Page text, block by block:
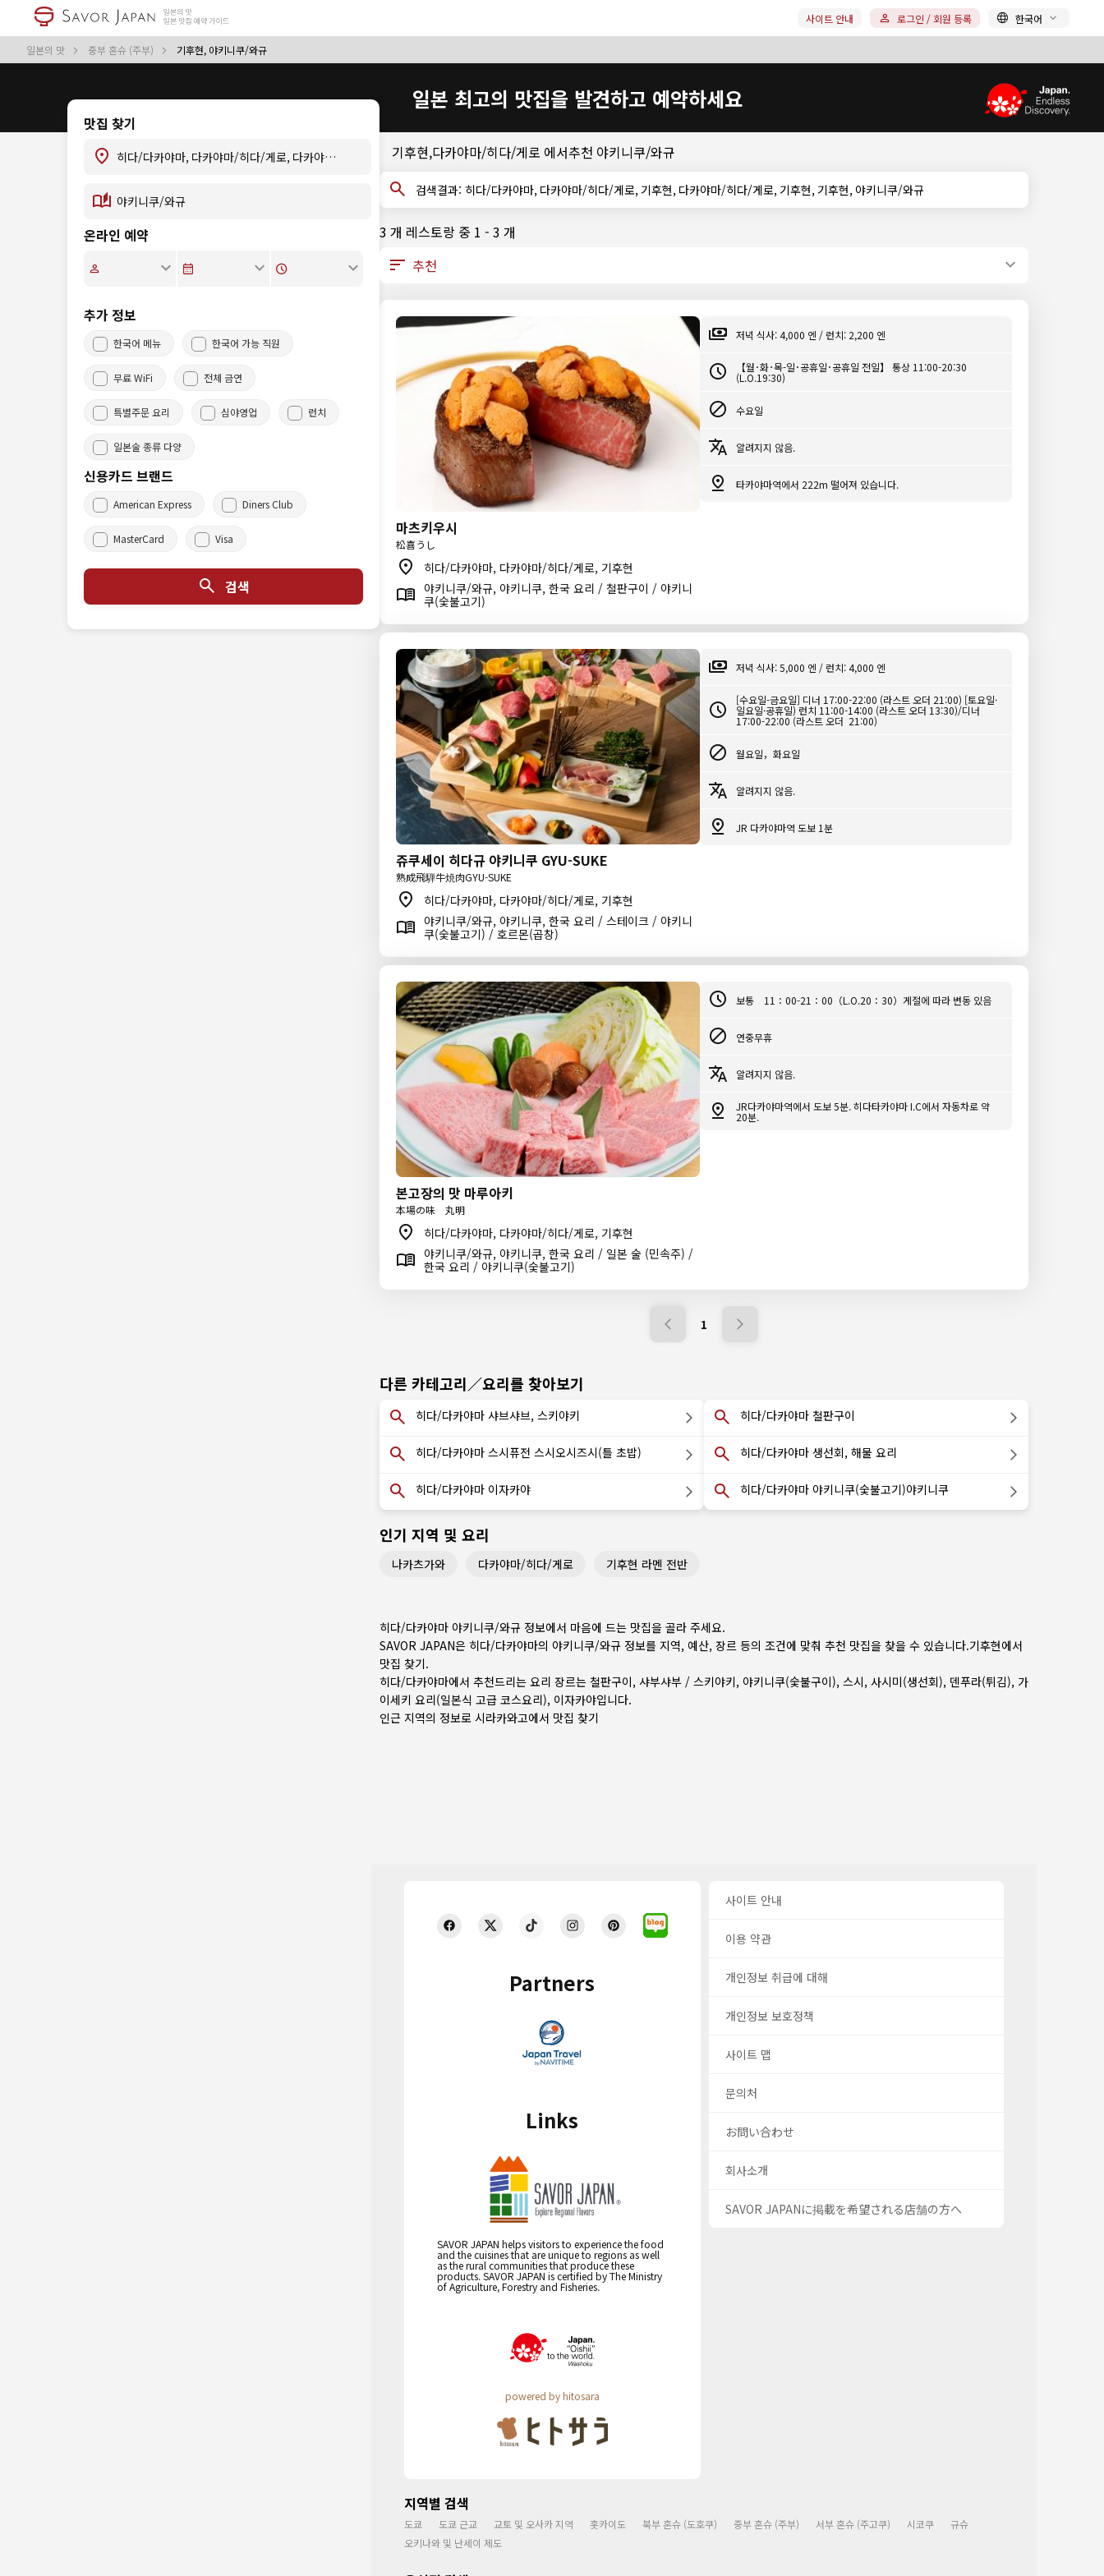
일본의 맛 중부 혼슈 (주부) 기후현, 야키니쿠/와규
사이트 안내 로그인 / 회원 등록 한국어
일본 최고의 맛집을 발견하고 예약하세요
맛집 찾기
온라인 예약
추가 정보
한국어 메뉴 한국어 가능 직원
무료 WiFi 전체 금연
특별주문 요리 심야영업 런치
일본술 종류 다양
신용카드 브랜드
American Express Diners Club
MasterCard Visa
검색
기후현,다카야마/히다/게로 에서추천 야키니쿠/와규
검색결과: 히다/다카야마, 다카야마/히다/게로, 기후현, 다카야마/히다/게로, 기후현, 기후현, 야키니쿠/와규
3 개 레스토랑 중 1 - 3 개
마츠키우시
松喜うし
히다/다카야마, 다카야마/히다/게로, 기후현
야키니쿠/와규, 야키니쿠, 한국 요리 / 철판구이 / 야키니
쿠(숯불고기)
저녁 식사: 4,000 엔 / 런치: 2,200 엔
【월･화･목-일･공휴일･공휴일 전일】 통상 11:00-20:30
(L.O.19:30)
수요일
알려지지 않음.
타카야마역에서 222m 떨어져 있습니다.
쥬쿠세이 히다규 야키니쿠 GYU-SUKE
熟成飛騨牛焼肉GYU-SUKE
히다/다카야마, 다카야마/히다/게로, 기후현
야키니쿠/와규, 야키니쿠, 한국 요리 / 스테이크 / 야키니
쿠(숯불고기) / 호르몬(곱창)
저녁 식사: 5,000 엔 / 런치: 4,000 엔
[수요일-금요일] 디너 17:00-22:00 (라스트 오더 21:00) [토요일·
일요일·공휴일) 런치 11:00-14:00 (라스트 오더 13:30)/디너
17:00-22:00 (라스트 오더 21:00)
월요일，화요일
알려지지 않음.
JR 다카야마역 도보 1분
본고장의 맛 마루아키
本場の味 丸明
히다/다카야마, 다카야마/히다/게로, 기후현
야키니쿠/와규, 야키니쿠, 한국 요리 / 일본 술 (민속주) /
한국 요리 / 야키니쿠(숯불고기)
보통 11：00-21：00（L.O.20：30）게절에 따라 변동 있음
연중무휴
알려지지 않음.
JR다카야마역에서 도보 5분. 히다타카야마 I.C에서 자동차로 약
20분.
1
다른 카테고리／요리를 찾아보기
히다/다카야마 샤브샤브, 스키야키
히다/다카야마 스시퓨전 스시오시즈시(틀 초밥)
히다/다카야마 이자카야
히다/다카야마 철판구이
히다/다카야마 생선회, 해물 요리
히다/다카야마 야키니쿠(숯불고기)야키니쿠
인기 지역 및 요리
나카츠가와 다카야마/히다/게로 기후현 라멘 전반
히다/다카야마 야키니쿠/와규 정보에서 마음에 드는 맛집을 골라 주세요.
SAVOR JAPAN은 히다/다카야마의 야키니쿠/와규 정보를 지역, 예산, 장르 등의 조건에 맞춰 추천 맛집을 찾을 수 있습니다.기후현에서
맛집 찾기.
히다/다카야마에서 추천드리는 요리 장르는 철판구이, 샤부샤부 / 스키야키, 야키니쿠(숯불구이), 스시, 사시미(생선회), 덴푸라(튀김), 가
이세키 요리(일본식 고급 코스요리), 이자카야입니다.
인근 지역의 정보로 시라카와고에서 맛집 찾기
Partners
Links
SAVOR JAPAN helps visitors to experience the food
and the cuisines that are unique to regions as well
as the rural communities that produce these
products. SAVOR JAPAN is certified by The Ministry
of Agriculture, Forestry and Fisheries.
powered by hitosara
사이트 안내
이용 약관
개인정보 취급에 대해
개인정보 보호정책
사이트 맵
문의처
お問い合わせ
회사소개
SAVOR JAPANに掲載を希望される店舗の方へ
지역별 검색
도쿄 도쿄 근교 교토 및 오사카 지역 홋카이도 북부 혼슈 (도호쿠) 중부 혼슈 (주부) 서부 혼슈 (주고쿠) 시코쿠
규슈
오키나와 및 난세이 제도